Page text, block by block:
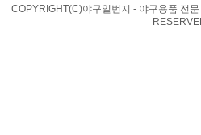
COPYRIGHT(C)야구일번지 - 야구용품 전